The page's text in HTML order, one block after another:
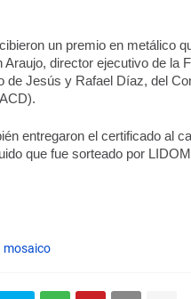
un premio en metálico
director ejecutivo de la
de Jesús y Rafael Díaz, del
entregaron el certificado al
que fue sorteado por
mosaico